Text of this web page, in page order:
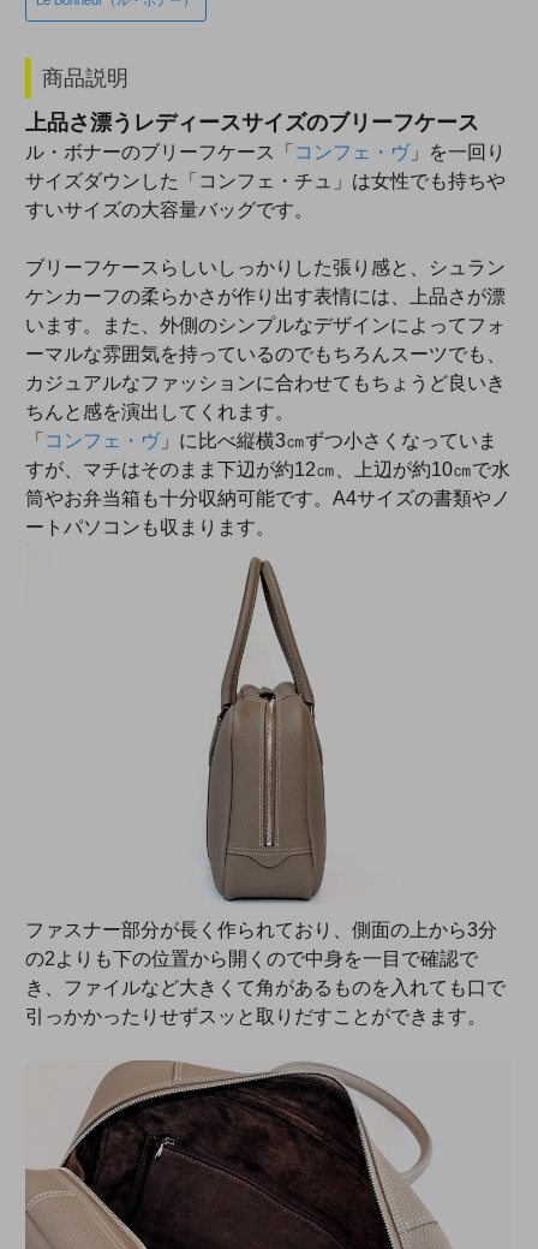
商品説明
上品さ漂うレディースサイズのブリーフケース
ル・ボナーのブリーフケース「 コンフェ・ヴ」を一回り
サイズダウンした「コンフェ・チュ」は女性でも持ちや
すいサイズの大容量バッグです。
ブリーフケースらしいしっかりした張り感と、シュラン
ケンカーフの柔らかさが作り出す表情には、上品さが漂
います。また、外側のシンプルなデザインによってフォ
ーマルな雰囲気を持っているのでもちろんスーツでも、
カジュアルなファッションに合わせてもちょうど良いき
ちんと感を演出してくれます。
「 コンフェ・ヴ」に比べ縦横3㎝ずつ小さくなっていま
すが、マチはそのまま下辺が約12㎝、上辺が約10㎝で水
筒やお弁当箱も十分収納可能です。A4サイズの書類やノ
ートパソコンも収まります。
ファスナー部分が長く作られており、側面の上から3分
の2よりも下の位置から開くので中身を一目で確認で
き、ファイルなど大きくて角があるものを入れても口で
引っかかったりせずスッと取りだすことができます。